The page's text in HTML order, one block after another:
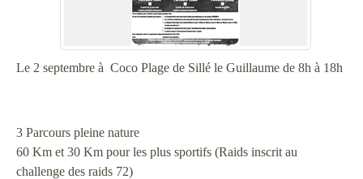
Le 2 septembre à Coco Plage de Sillé le Guillaume de 8h à 18h
3 Parcours pleine nature
60 Km et 30 Km pour les plus sportifs (Raids inscrit au
challenge des raids 72)